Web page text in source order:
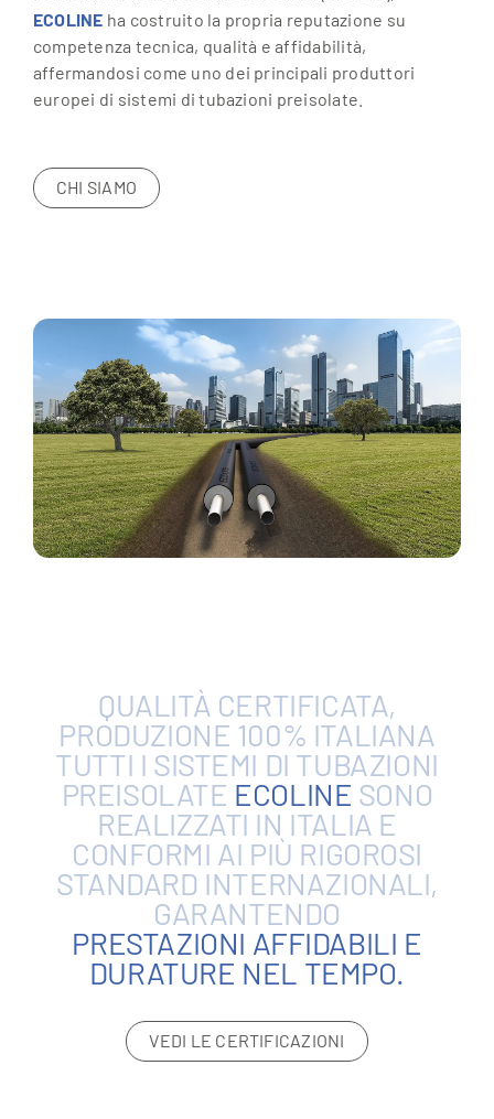
ECOLINE ha costruito la propria reputazione su
competenza tecnica, qualità e affidabilità,
affermandosi come uno dei principali produttori
europei di sistemi di tubazioni preisolate.
CHI SIAMO
QUALITÀ CERTIFICATA,
PRODUZIONE 100% ITALIANA
TUTTI I SISTEMI DI TUBAZIONI
PREISOLATE ECOLINE SONO
REALIZZATI IN ITALIA E
CONFORMI AI PIÙ RIGOROSI
STANDARD INTERNAZIONALI,
GARANTENDO
PRESTAZIONI AFFIDABILI E
DURATURE NEL TEMPO.
VEDI LE CERTIFICAZIONI